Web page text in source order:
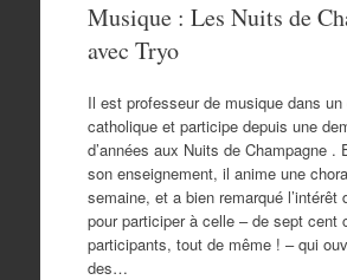
Musique : Les Nuits de
avec Tryo
Il est professeur de musique dans un
catholique et participe depuis une
d’années aux Nuits de Champagne .
son enseignement, il anime une
semaine, et a bien remarqué l’intérêt
pour participer à celle – de sept cent
participants, tout de même ! – qui
des…